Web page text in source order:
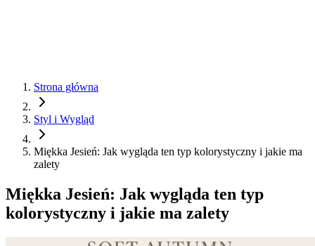
Strona główna
Styl i Wygląd
Miękka Jesień: Jak wygląda ten typ kolorystyczny i jakie ma
zalety
Miękka Jesień: Jak wygląda ten typ
kolorystyczny i jakie ma zalety